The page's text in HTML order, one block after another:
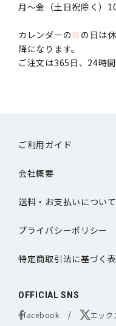
月〜金（土日祝除く）
カレンダーの■ の日は
降になります。
ご注文は365日、24時
ご利用ガイド
会社概要
送料・お支払いについて
プライバシーポリシー
特定商取引法に基づく
OFFICIAL SNS
facebook エック